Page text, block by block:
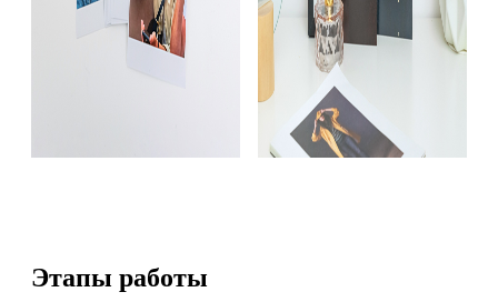
Этапы работы